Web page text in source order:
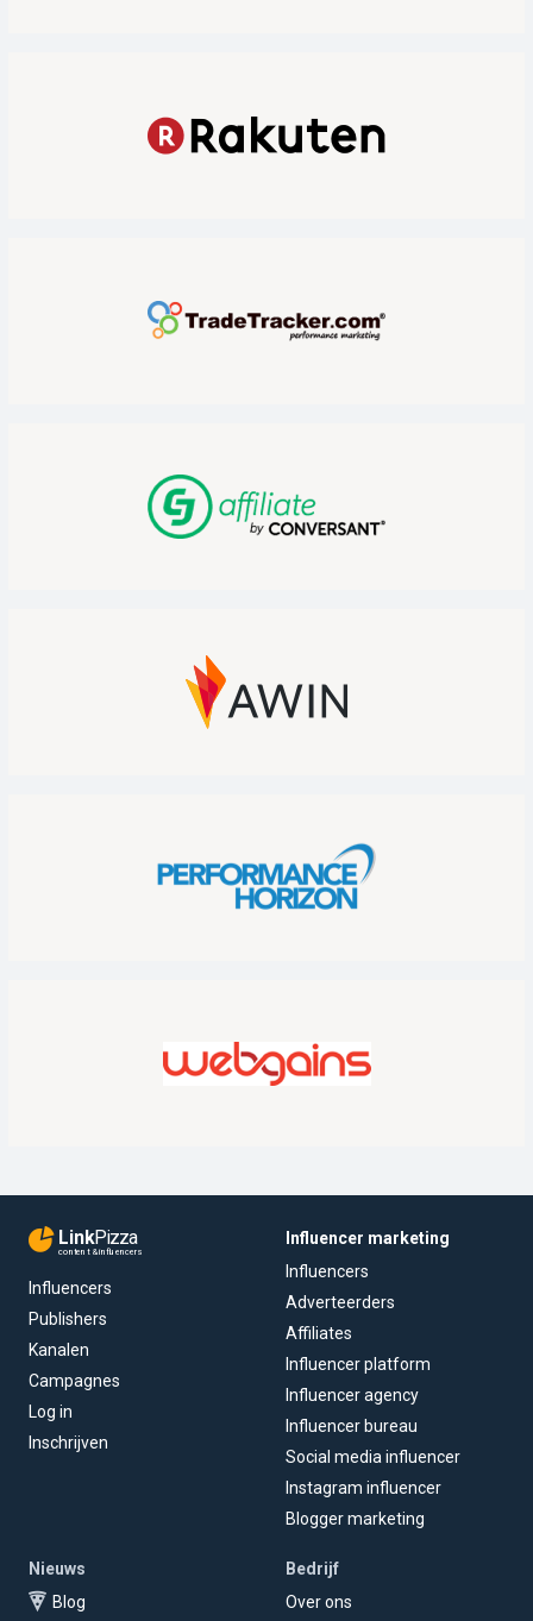
LinkPizza
content & influencers
Influencers
Publishers
Kanalen
Campagnes
Log in
Inschrijven
Influencer marketing
Influencers
Adverteerders
Affiliates
Influencer platform
Influencer agency
Influencer bureau
Social media influencer
Instagram influencer
Blogger marketing
Nieuws
Blog
Bedrijf
Over ons